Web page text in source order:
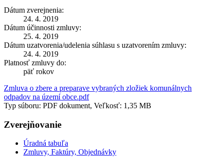
Dátum zverejnenia:
24. 4. 2019
Dátum účinnosti zmluvy:
25. 4. 2019
Dátum uzatvorenia/udelenia súhlasu s uzatvorením zmluvy:
24. 4. 2019
Platnosť zmluvy do:
päť rokov
Zmluva o zbere a preparave vybraných zložiek komunálnych
odpadov na území obce.pdf
Typ súboru: PDF dokument, Veľkosť: 1,35 MB
Zverejňovanie
Úradná tabuľa
Zmluvy, Faktúry, Objednávky